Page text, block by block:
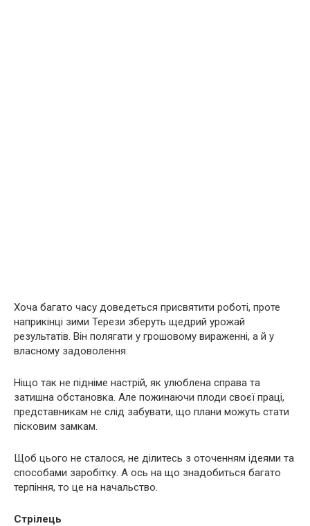
Хоча багато часу доведеться присвятити роботі, проте
наприкінці зими Терези зберуть щедрий урожай
результатів. Він полягати у грошовому вираженні, а й у
власному задоволення.
Ніщо так не підніме настрій, як улюблена справа та
затишна обстановка. Але пожинаючи плоди своєї праці,
представникам не слід забувати, що плани можуть стати
пісковим замкам.
Щоб цього не сталося, не ділитесь з оточенням ідеями та
способами заробітку. А ось на що знадобиться багато
терпіння, то це на начальство.
Стрілець